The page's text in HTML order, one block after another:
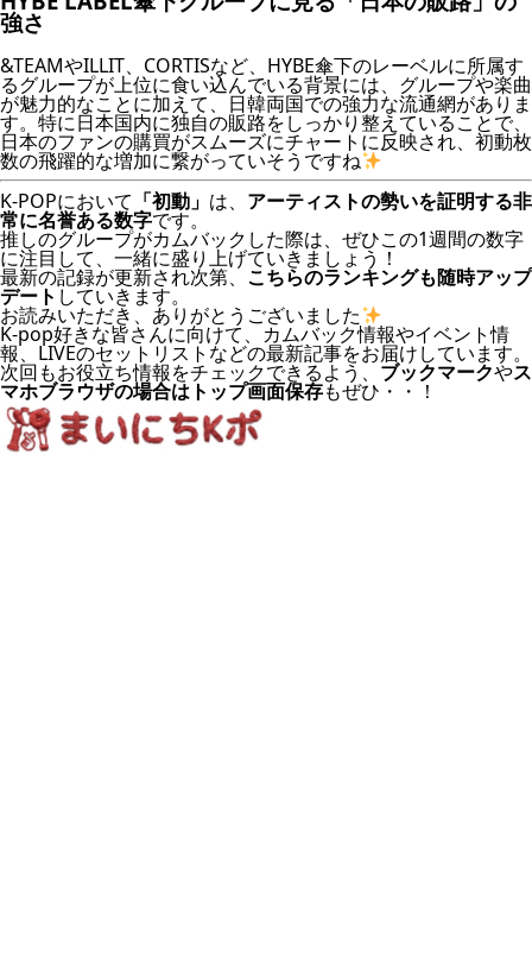
強さ
&TEAMやILLIT、CORTISなど、HYBE傘下のレーベルに所属す
るグループが上位に食い込んでいる背景には、グループや楽曲
が魅力的なことに加えて、日韓両国での強力な流通網がありま
す。特に日本国内に独自の販路をしっかり整えていることで、
日本のファンの購買がスムーズにチャートに反映され、初動枚
数の飛躍的な増加に繋がっていそうですね
K-POPにおいて 「初動」 は、 アーティストの勢いを証明する非
常に名誉ある数字です。
推しのグループがカムバックした際は、ぜひこの1週間の数字
に注目して、一緒に盛り上げていきましょう！
最新の記録が更新され次第、 こちらのランキングも随時アップ
デート していきます。
お読みいただき、ありがとうございました
K-pop好きな皆さんに向けて、 カムバック情報やイベント情
報、 LIVEのセットリスト などの最新記事をお届けしています。
次回もお役立ち情報をチェックできるよう、 ブックマークやス
マホブラウザの場合はトップ画面保存もぜひ・・！